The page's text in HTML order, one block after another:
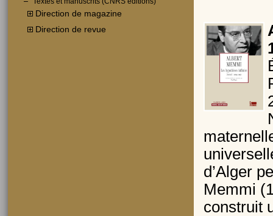
Direction de magazine
Direction de revue
d’Alger
Memmi
construit